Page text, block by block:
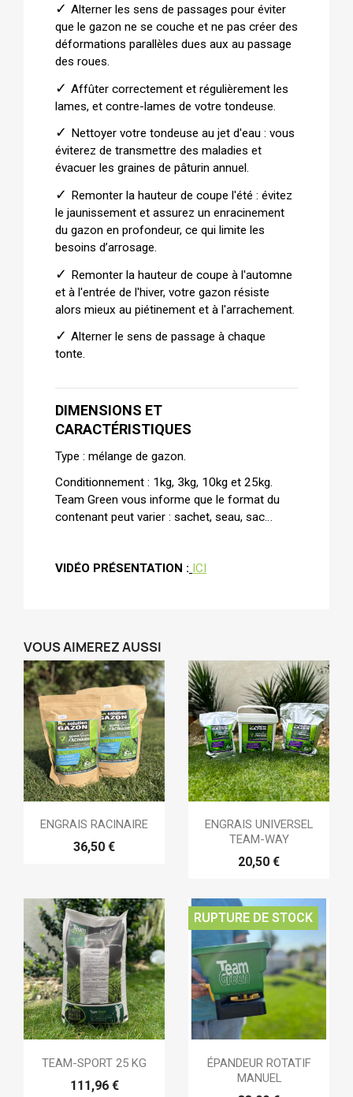
✓ Alterner les sens de passages pour éviter
que le gazon ne se couche et ne pas créer des
déformations parallèles dues aux au passage
des roues.
✓ Affûter correctement et régulièrement les
lames, et contre-lames de votre tondeuse.
✓
Nettoyer votre tondeuse au jet d'eau : vous
éviterez de transmettre des maladies et
évacuer les graines de pâturin annuel.
✓ Remonter la hauteur de coupe l'été : évitez
le jaunissement et assurez un enracinement
du gazon en profondeur, ce qui limite les
besoins d’arrosage.
✓ Remonter la hauteur de coupe à l'automne
et à l'entrée de l'hiver, votre gazon résiste
alors mieux au piétinement et à l'arrachement.
✓ Alterner le sens de passage à chaque
tonte.
DIMENSIONS ET
CARACTÉRISTIQUES
Type : mélange de gazon.
Conditionnement : 1kg, 3kg, 10kg et 25kg.
Team Green vous informe que le format du
contenant peut varier : sachet, seau, sac…
VIDÉO PRÉSENTATION : ICI
VOUS AIMEREZ AUSSI
ENGRAIS RACINAIRE
36,50 €
ENGRAIS UNIVERSEL
TEAM-WAY
20,50 €
TEAM-SPORT 25 KG
111,96 €
ÉPANDEUR ROTATIF
MANUEL
RUPTURE DE STOCK